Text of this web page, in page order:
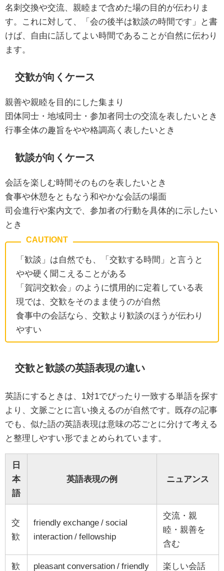
名刺交換や交流、親睦まで含めた場の目的が伝わりま
す。これに対して、「会の後半は歓談の時間です」と書
けば、自由に話してよい時間であることが自然に伝わり
ます。
交歓が向くケース
親善や親睦を目的にした集まり
団体同士・地域同士・参加者同士の交流を表したいとき
行事全体の趣旨をやや格調高く表したいとき
歓談が向くケース
会話を楽しむ時間そのものを表したいとき
食事や休憩をともなう和やかな会話の場面
司会進行や案内文で、参加者の行動を具体的に示したい
とき
「歓談」は自然でも、「交歓する時間」と言うと
やや硬く聞こえることがある
「賀詞交歓会」のように慣用的に定着している表
現では、交歓をそのまま使うのが自然
食事中の会話なら、交歓より歓談のほうが伝わり
やすい
交歓と歓談の英語表現の違い
英語にするときは、1対1でぴったり一致する単語を探す
より、文脈ごとに言い換えるのが自然です。既存の記事
でも、似た語の英語表現は意味の芯ごとに分けて考える
と整理しやすい形でまとめられています。
日
本
語
英語表現の例 ニュアンス
交
歓
friendly exchange / social
interaction / fellowship
交流・親
睦・親善を
含む
歓
pleasant conversation / friendly
楽しい会話